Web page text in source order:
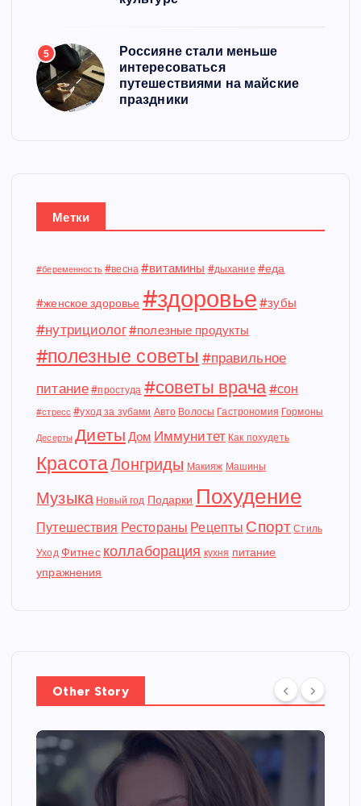
5
Россияне стали меньше
интересоваться
путешествиями на майские
праздники
Метки
#беременность #весна #витамины #дыхание #еда
#женское здоровье #здоровье #зубы
#нутрициолог#полезные продукты
#полезные советы #правильное
питание #простуда #советы врача#сон
#стресс #уход за зубами Авто Волосы Гастрономия Гормоны
Десерты Диеты Дом Иммунитет Как похудеть
КрасотаЛонгриды Макияж Машины
Музыка Новый год Подарки Похудение
Путешествия Рестораны Рецепты Спорт Стиль
Уход Фитнес коллаборация кухня питание
упражнения
Other Story